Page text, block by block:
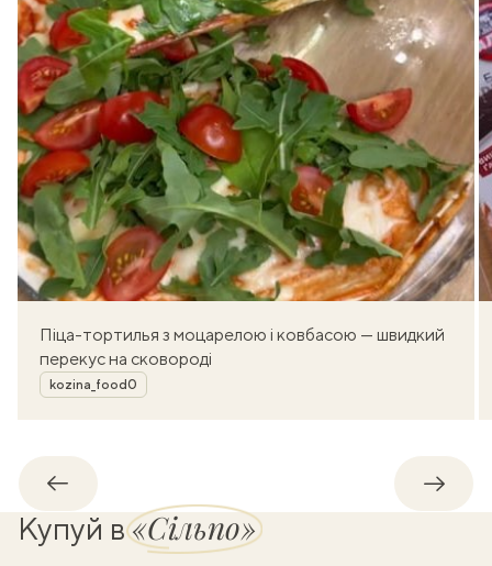
Піца-тортилья з моцарелою і ковбасою — швидкий
перекус на сковороді
Автор
kozina_food0
Назад
Купуй в«Сільпо»